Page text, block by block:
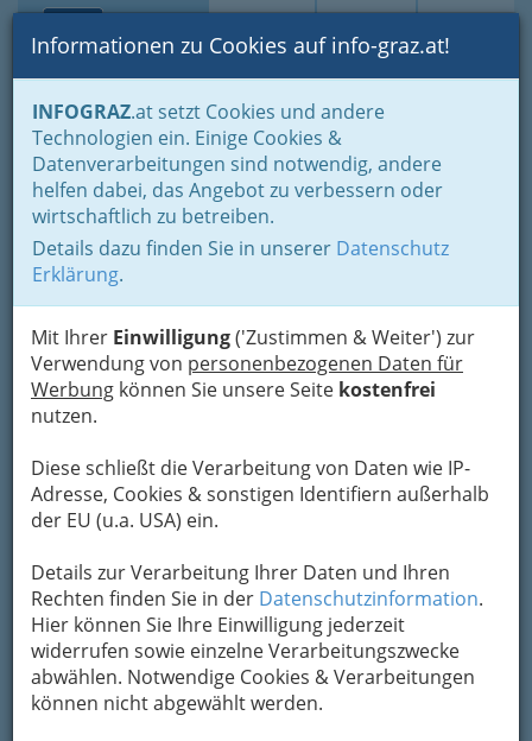
Suche Login Toggle
Informationen zu Cookies auf info-graz.at!
INFOGRAZ.at setzt Cookies und andere
Technologien ein. Einige Cookies &
Datenverarbeitungen sind notwendig, andere
helfen dabei, das Angebot zu verbessern oder
wirtschaftlich zu betreiben.
Details dazu finden Sie in unserer Datenschutz
Erklärung.
Mit Ihrer Einwilligung('Zustimmen & Weiter') zur
Verwendung von personenbezogenen Daten für
Werbung können Sie unsere Seite kostenfrei
nutzen.
Diese schließt die Verarbeitung von Daten wie IP-
Adresse, Cookies & sonstigen Identifiern außerhalb
der EU (u.a. USA) ein.
Details zur Verarbeitung Ihrer Daten und Ihren
Rechten finden Sie in der Datenschutzinformation.
Hier können Sie Ihre Einwilligung jederzeit
widerrufen sowie einzelne Verarbeitungszwecke
abwählen. Notwendige Cookies & Verarbeitungen
können nicht abgewählt werden.
Home Branchen
Gewerbe, Handwerk, Banken
Gewerbe & Handwerk, Gliederung der WKO
Chemisches Gewerbe
Erzeugung chem.-techn. Produkte inkl. Farben- & Lackerzeuger
Michael Friedrich Guem
Leitnergasse 18, 8010 Graz
+43 316 832 2740
+43 316 832 2746
Karte
Adresse mit Google Maps anschauen
Kontaktaufnahme
Um die Info-Graz Firmenvor Spam-Mails zu
bewahren, verwenden wir an dieser Stelle zur
Übermittlung Ihrer Nachricht ein sicheres
Formular. Ihre Nachricht wird nach dem